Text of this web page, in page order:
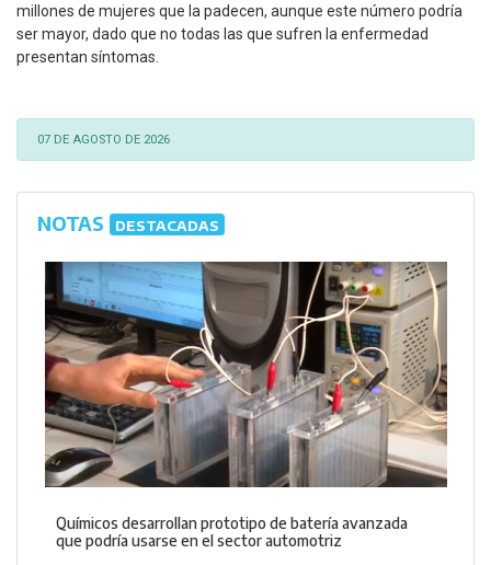
millones de mujeres que la padecen, aunque este número podría
ser mayor, dado que no todas las que sufren la enfermedad
presentan síntomas.
07 DE AGOSTO DE 2026
NOTAS DESTACADAS
Químicos desarrollan prototipo de batería avanzada
que podría usarse en el sector automotriz